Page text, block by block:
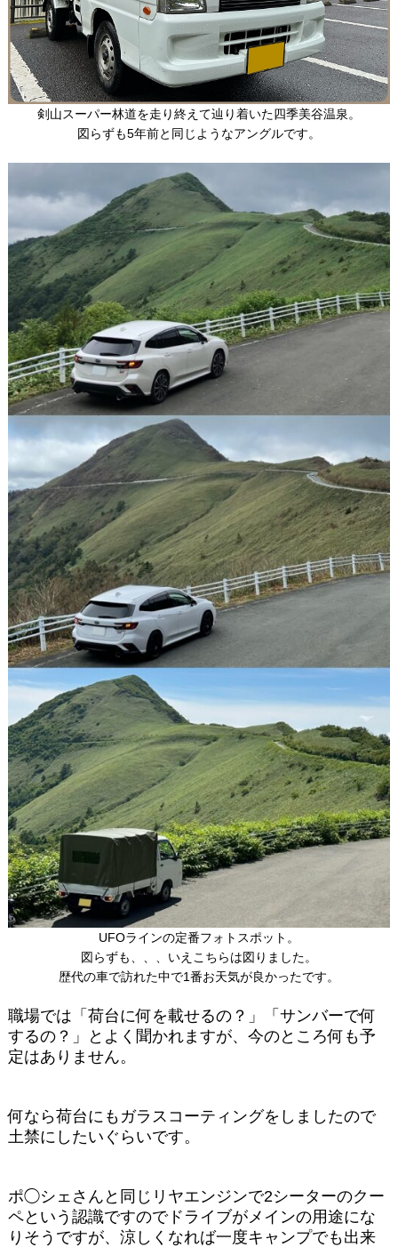
剣山スーパー林道を走り終えて辿り着いた四季美谷温泉。
図らずも5年前と同じようなアングルです。
UFOラインの定番フォトスポット。
図らずも、、、いえこちらは図りました。
歴代の車で訪れた中で1番お天気が良かったです。
職場では「荷台に何を載せるの？」「サンバーで何
するの？」とよく聞かれますが、今のところ何も予
定はありません。
何なら荷台にもガラスコーティングをしましたので
土禁にしたいぐらいです。
ポ◯シェさんと同じリヤエンジンで2シーターのクー
ペという認識ですのでドライブがメインの用途にな
りそうですが、涼しくなれば一度キャンプでも出来